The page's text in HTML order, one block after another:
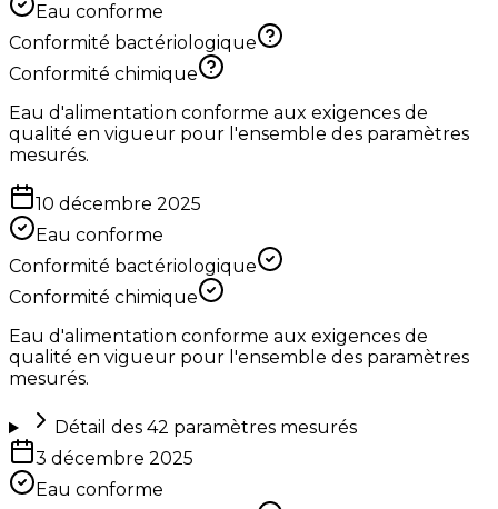
Eau conforme
Conformité bactériologique
Conformité chimique
Eau d'alimentation conforme aux exigences de
qualité en vigueur pour l'ensemble des paramètres
mesurés.
10 décembre 2025
Eau conforme
Conformité bactériologique
Conformité chimique
Eau d'alimentation conforme aux exigences de
qualité en vigueur pour l'ensemble des paramètres
mesurés.
Détail des 42 paramètres mesurés
3 décembre 2025
Eau conforme